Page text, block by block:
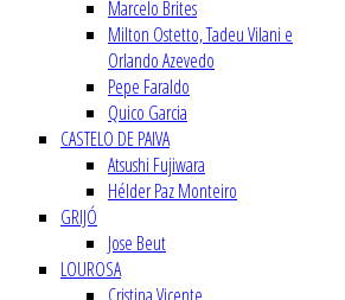
Marcelo Brites
Milton Ostetto, Tadeu Vilani e
Orlando Azevedo
Pepe Faraldo
Quico Garcia
CASTELO DE PAIVA
Atsushi Fujiwara
Hélder Paz Monteiro
GRIJÓ
Jose Beut
LOUROSA